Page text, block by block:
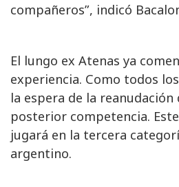
compañeros”, indicó
El lungo ex Atenas ya
experiencia. Como todos
la espera de la
posterior competencia.
jugará en la tercera
argentino.